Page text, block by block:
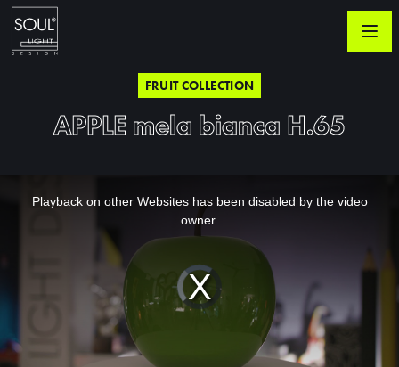
FRUIT COLLECTION
APPLE mela bianca H.65
Video
Player
is
loading.
Playback on other Websites has been disabled by the video
owner.